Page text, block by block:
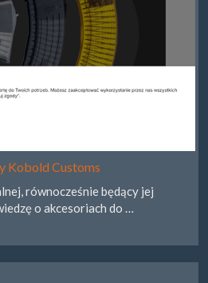
Kobold Customs
równocześnie będący jej
o akcesoriach do …